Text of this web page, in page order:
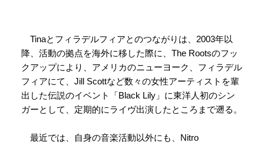
Tinaとフィラデルフィアとのつながりは、2003年以
降、活動の拠点を海外に移した際に、The Rootsのフッ
クアップにより、アメリカのニューヨーク、フィラデル
フィアにて、Jill Scottなど数々の⼥性アーティストを輩
出した伝説のイベント「Black Lily」に東洋⼈初のシン
ガーとして、定期的にライヴ出演したところまで遡る。
最近では、自身の音楽活動以外にも、Nitro